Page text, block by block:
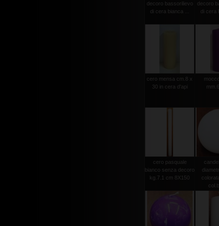
decoro bassorilievo
di cera bianca ...
decoro
di cera
cero mensa cm.8 x
30 in cera d'api
cero pasquale
bianco senza decoro
kg.7.1 cm 8X150